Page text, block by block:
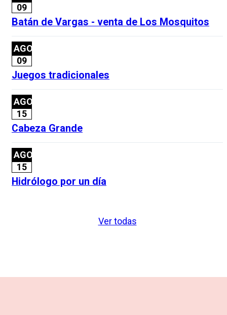
09
Batán de Vargas - venta de Los Mosquitos
AGO
09
Juegos tradicionales
AGO
15
Cabeza Grande
AGO
15
Hidrólogo por un día
Ver todas